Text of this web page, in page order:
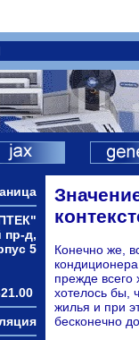
пр-д,
5
Конечно же,
прежде
хотелось бы,
жилья и при
бесконечно